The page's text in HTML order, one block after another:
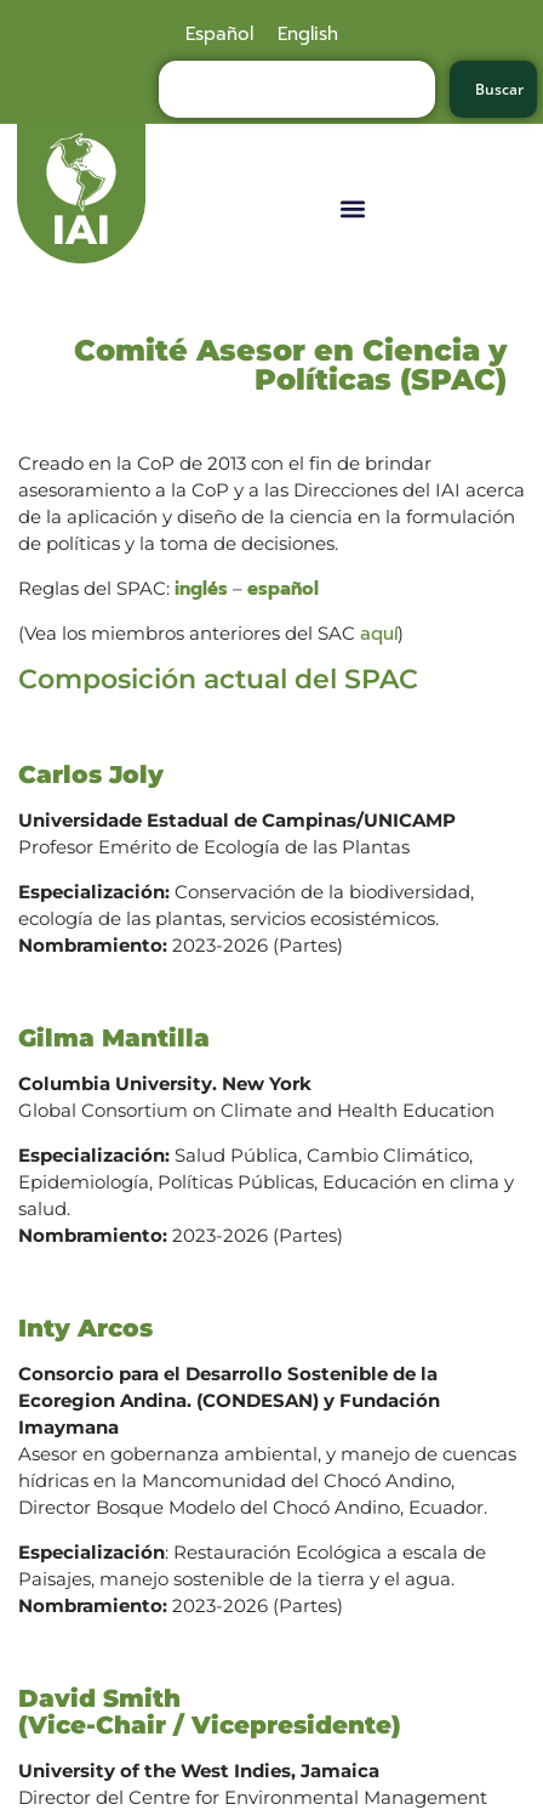
Español English
Buscar
Comité Asesor en Ciencia y
Políticas (SPAC)
Creado en la CoP de 2013 con el fin de brindar
asesoramiento a la CoP y a las Direcciones del IAI acerca
de la aplicación y diseño de la ciencia en la formulación
de políticas y la toma de decisiones.
Reglas del SPAC: inglés – español
(Vea los miembros anteriores del SAC aquí)
Composición actual del SPAC
Carlos Joly
Universidade Estadual de Campinas/UNICAMP
Profesor Emérito de Ecología de las Plantas
Especialización: Conservación de la biodiversidad,
ecología de las plantas, servicios ecosistémicos.
Nombramiento: 2023-2026 (Partes)
Gilma Mantilla
Columbia University. New York
Global Consortium on Climate and Health Education
Especialización: Salud Pública, Cambio Climático,
Epidemiología, Políticas Públicas, Educación en clima y
salud.
Nombramiento: 2023-2026 (Partes)
Inty Arcos
Consorcio para el Desarrollo Sostenible de la
Ecoregion Andina. (CONDESAN) y Fundación
Imaymana
Asesor en gobernanza ambiental, y manejo de cuencas
hídricas en la Mancomunidad del Chocó Andino,
Director Bosque Modelo del Chocó Andino, Ecuador.
Especialización: Restauración Ecológica a escala de
Paisajes, manejo sostenible de la tierra y el agua.
Nombramiento: 2023-2026 (Partes)
David Smith
(Vice-Chair / Vicepresidente)
University of the West Indies, Jamaica
Director del Centre for Environmental Management